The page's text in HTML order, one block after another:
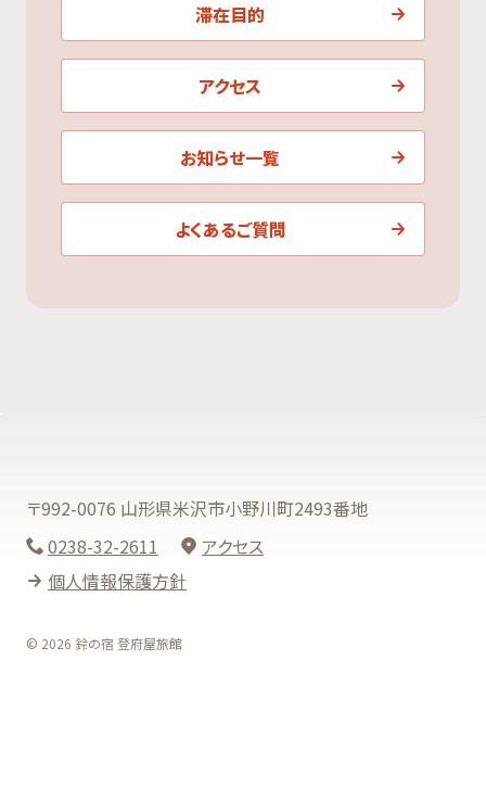
滞在目的
アクセス
お知らせ一覧
よくあるご質問
〒992-0076 山形県米沢市小野川町2493番地
0238-32-2611
アクセス
個人情報保護方針
© 2026 鈴の宿 登府屋旅館